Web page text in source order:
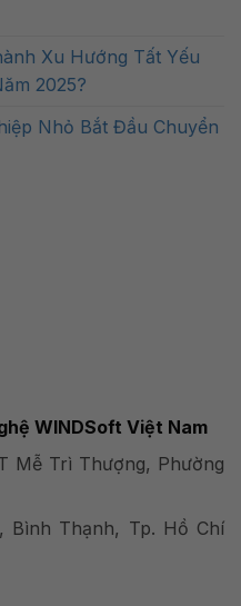
Xu Hướng Tất Yếu
2025?
Nhỏ Bắt Đầu Chuyển
WINDSoft Việt Nam
Mễ Trì Thượng, Phường
Bình Thạnh, Tp. Hồ Chí